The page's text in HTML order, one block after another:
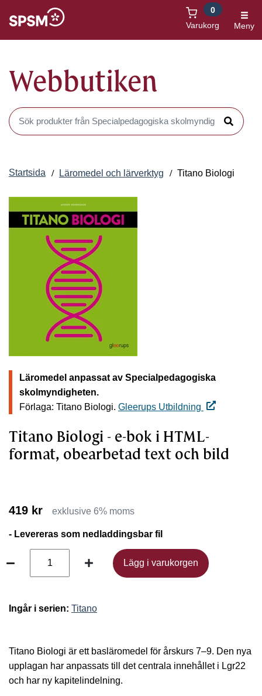
Varukorg
0
Meny
Webbutiken
Sök produkter i Webbutiken
Sök
Startsida Läromedel och lärverktyg Titano Biologi
Läromedel anpassat av Specialpedagogiska
skolmyndigheten.
Förlaga: Titano Biologi. Gleerups Utbildning
Titano Biologi - e-bok i HTML-
format, obearbetad text och bild
419 kr exklusive 6% moms
- Levereras som nedladdingsbar fil
Lägg i varukorgen
Lägg i varukorgen
Ingår i serien: Titano
Titano Biologi är ett basläromedel för årskurs 7–9. Den nya
upplagan har anpassats till det centrala innehållet i Lgr22
och har ny kapitelindelning.